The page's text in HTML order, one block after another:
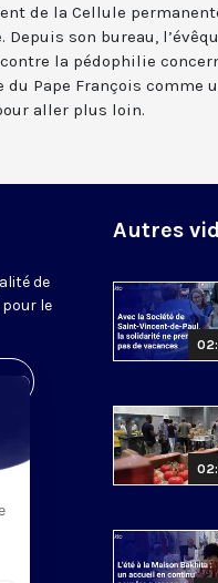
de la Cellule
son bureau,
la pédophilie
Pape François comme
aller plus loin.
de
pour le
Autres